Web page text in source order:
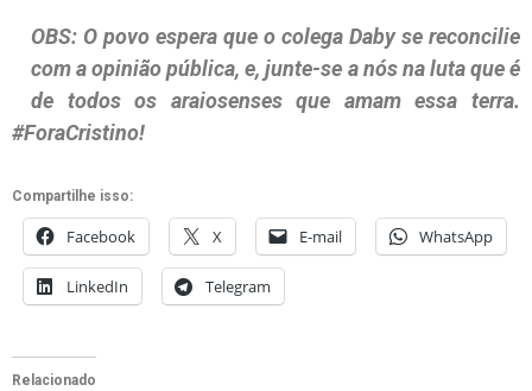
OBS: O povo espera que o colega Daby se reconcilie
com a opinião pública, e, junte-se a nós na luta que é
de todos os araiosenses que amam essa terra.
#ForaCristino!
Compartilhe isso:
Facebook X E-mail WhatsApp
LinkedIn Telegram
Relacionado